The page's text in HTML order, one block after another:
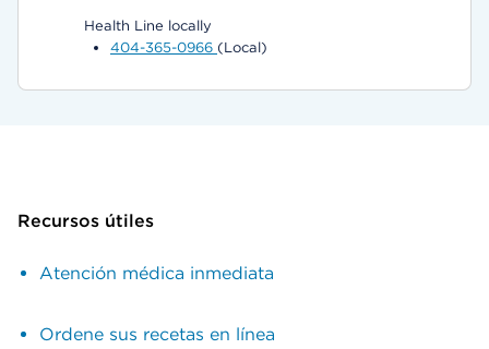
Health Line locally
404-365-0966 (Local)
Recursos útiles
Atención médica inmediata
Ordene sus recetas en línea